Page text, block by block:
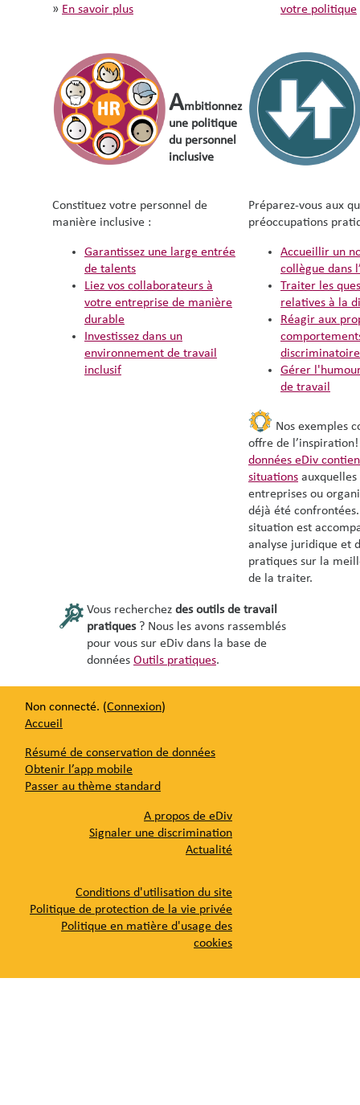
» En savoir plus
votre politique
Ambitionnez
une politique
du personnel
inclusive
Constituez votre personnel de
manière inclusive :
Garantissez une large entrée
de talents
Liez vos collaborateurs à
votre entreprise de manière
durable
Investissez dans un
environnement de travail
inclusif
Préparez-vous aux
préoccupations
Accueillir un
collègue dans
Traiter les
relatives à la
Réagir aux
Gérer
de travail
Nos exemples
offre de
données eDiv
situations
entreprises ou
déjà été
situation est
analyse juridique et
pratiques sur la
de la traiter.
Vous recherchez des outils de travail
pratiques? Nous les avons rassemblés
pour vous sur eDiv dans la base de
données Outils pratiques.
Non connecté. (Connexion)
Accueil
Résumé de conservation de données
Obtenir l’app mobile
Passer au thème standard
A propos de eDiv
Signaler une discrimination
Actualité
Conditions d'utilisation du site
Politique de protection de la vie privée
Politique en matière d'usage des
cookies